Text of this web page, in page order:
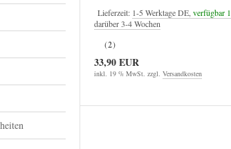
Lieferzeit: 1-5 Werktage DE, verfügbar 1
darüber 3-4 Wochen
(2)
33,90 EUR
inkl. 19 % MwSt. zzgl. Versandkosten